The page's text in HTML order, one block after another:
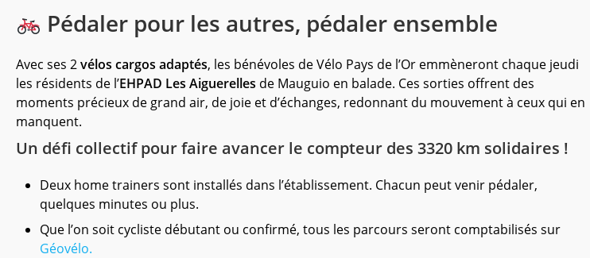
Pédaler pour les autres, pédaler ensemble
Avec ses 2vélos cargos adaptés, les bénévoles de Vélo Pays de l’Or emmèneront chaque jeudi
les résidents de l’EHPAD Les Aiguerelles de Mauguio en balade. Ces sorties offrent des
moments précieux de grand air, de joie et d’échanges, redonnant du mouvement à ceux qui en
manquent.
Un défi collectif pour faire avancer le compteur des 3320 km solidaires !
Deux home trainers sont installés dans l’établissement. Chacun peut venir pédaler,
quelques minutes ou plus.
Que l’on soit cycliste débutant ou confirmé, tous les parcours seront comptabilisés sur
Géovélo.